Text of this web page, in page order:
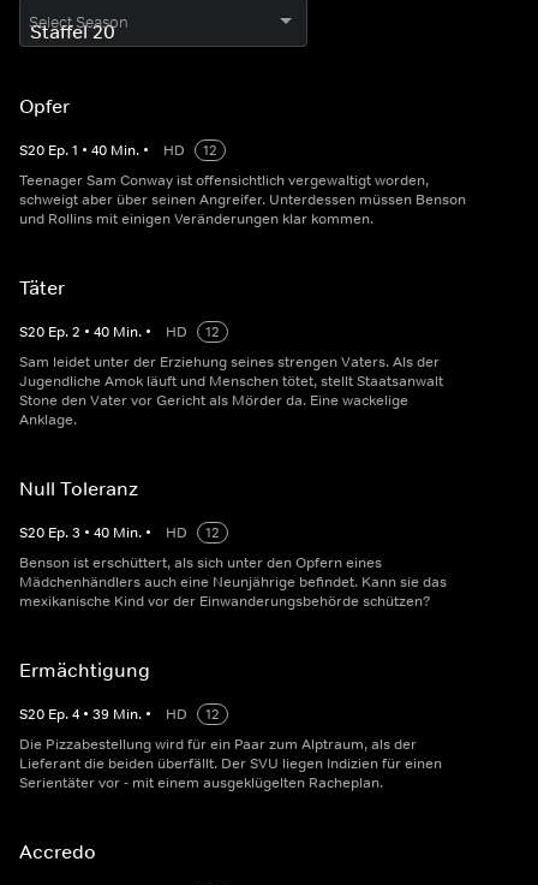
Select Season
Opfer
S20 Ep.1 • 40 Min. • HD
12
Teenager Sam Conway ist offensichtlich vergewaltigt worden,
schweigt aber über seinen Angreifer. Unterdessen müssen Benson
und Rollins mit einigen Veränderungen klar kommen.
Täter
S20 Ep.2 • 40 Min. • HD
12
Sam leidet unter der Erziehung seines strengen Vaters. Als der
Jugendliche Amok läuft und Menschen tötet, stellt Staatsanwalt
Stone den Vater vor Gericht als Mörder da. Eine wackelige
Anklage.
Null Toleranz
S20 Ep.3 • 40 Min. • HD
12
Benson ist erschüttert, als sich unter den Opfern eines
Mädchenhändlers auch eine Neunjährige befindet. Kann sie das
mexikanische Kind vor der Einwanderungsbehörde schützen?
Ermächtigung
S20 Ep.4 • 39 Min. • HD
12
Die Pizzabestellung wird für ein Paar zum Alptraum, als der
Lieferant die beiden überfällt. Der SVU liegen Indizien für einen
Serientäter vor - mit einem ausgeklügelten Racheplan.
Accredo